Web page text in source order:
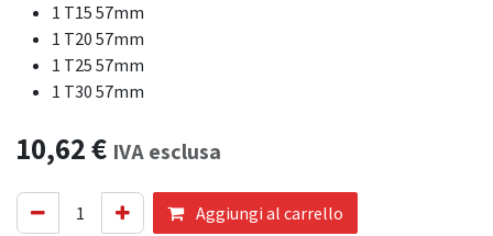
1 T15 57mm
1 T20 57mm
1 T25 57mm
1 T30 57mm
10,62€ IVA esclusa
Aggiungi al carrello